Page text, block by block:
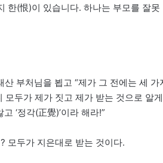
한(恨)이 있습니다. 하나는 부모를 잘못
부처님을 뵙고 “제가 그 전에는 세 가
모두가 제가 짓고 제가 받는 것으로 알게
‘정각(正覺)’이라 해라!”
모두가 지은대로 받는 것이다.